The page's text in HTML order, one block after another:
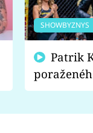
SHOWBYZNYS
fanoušci